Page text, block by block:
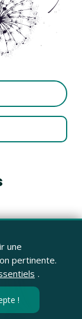
une
pertinente.
.
!